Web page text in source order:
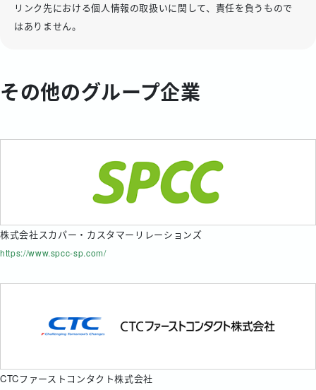
リンク先における個人情報の取扱いに関して、責任を負うもので
はありません。
その他のグループ企業
株式会社スカパー・カスタマーリレーションズ
https://www.spcc-sp.com/
CTCファーストコンタクト株式会社